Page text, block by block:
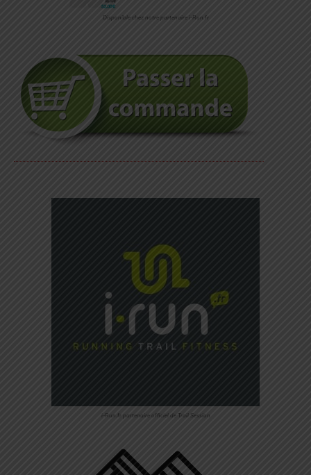
Disponible chez notre partenaire i-Run.fr
i-Run.fr partenaire officiel de Trail Session